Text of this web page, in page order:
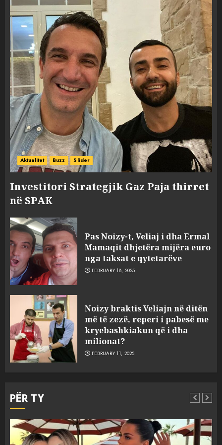
Aktualitet Buzz Slider
Investitori Strategjik Gaz Paja thirret
në SPAK
Pas Noizy-t, Veliaj i dha Ermal
Mamaqit dhjetëra mijëra euro
nga taksat e qytetarëve
FEBRUARY 18, 2025
Noizy braktis Veliajn në ditën
më të zezë, reperi i pabesë me
kryebashkiakun që i dha
milionat?
FEBRUARY 11, 2025
PËR TY
3
sulmuan “One Albania”,
ngjarja u fsheh. A u vodhën
serverat?
MARCH 25, 2025
4 MARCH 25, 2025